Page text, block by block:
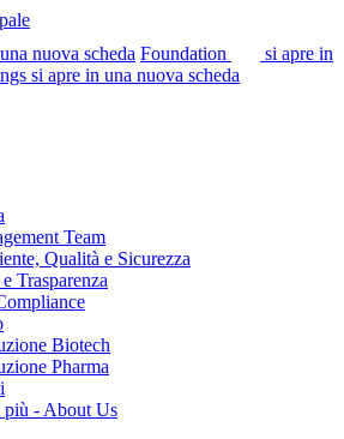
nuova scheda Foundation
si apre in
si apre in una nuova scheda
Team
Qualità e Sicurezza
Trasparenza
Biotech
Pharma
più - About Us